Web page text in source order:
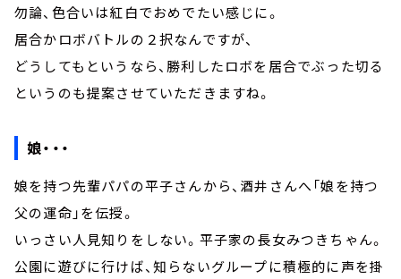
勿論、色合いは紅白でおめでたい感じに。
居合かロボバトルの２択なんですが、
どうしてもというなら、勝利したロボを居合でぶった切る
というのも提案させていただきますね。
娘・・・
娘を持つ先輩パパの平子さんから、酒井さんへ「娘を持つ
父の運命」を伝授。
いっさい人見知りをしない。平子家の長女みつきちゃん。
公園に遊びに行けば、知らないグループに積極的に声を掛